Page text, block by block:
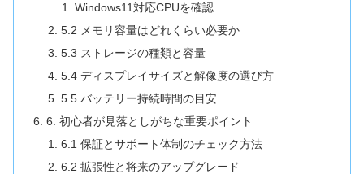
Windows11対応CPUを確認
5.2 メモリ容量はどれくらい必要か
5.3 ストレージの種類と容量
5.4 ディスプレイサイズと解像度の選び方
5.5 バッテリー持続時間の目安
6. 初心者が見落としがちな重要ポイント
6.1 保証とサポート体制のチェック方法
6.2 拡張性と将来のアップグレード